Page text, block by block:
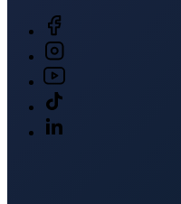
Newsletter
Získajte zľavy len pre